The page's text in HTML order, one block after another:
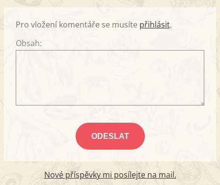
Pro vložení komentáře se musíte přihlásit.
Obsah:
Nové příspěvky mi posílejte na mail.